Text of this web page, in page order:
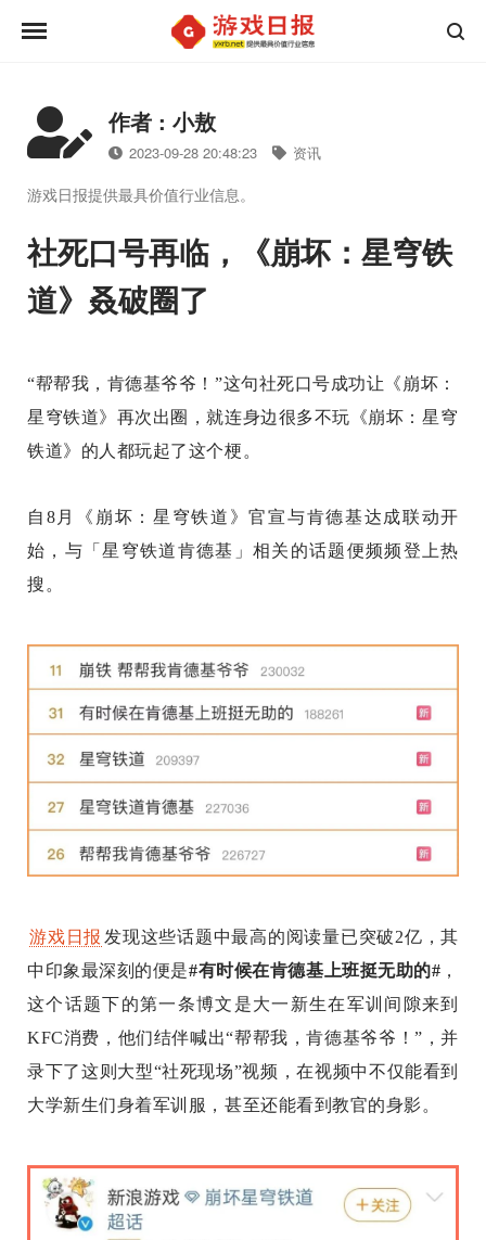
作者 : 小敖
2023-09-28 20:48:23 资讯
游戏日报提供最具价值行业信息。
社死口号再临，《崩坏：星穹铁
道》叒破圈了
“帮帮我，肯德基爷爷！”这句社死口号成功让《崩坏：
星穹铁道》再次出圈，就连身边很多不玩《崩坏：星穹
铁道》的人都玩起了这个梗。
自8月《崩坏：星穹铁道》官宣与肯德基达成联动开
始，与「星穹铁道肯德基」相关的话题便频频登上热
搜。
游戏日报 发现这些话题中最高的阅读量已突破2亿，其
中印象最深刻的便是#有时候在肯德基上班挺无助的# ，
这个话题下的第一条博文是大一新生在军训间隙来到
KFC消费，他们结伴喊出“帮帮我，肯德基爷爷！”，并
录下了这则大型“社死现场”视频，在视频中不仅能看到
大学新生们身着军训服，甚至还能看到教官的身影。